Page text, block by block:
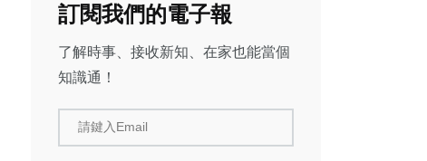
訂閱我們的電子報
了解時事、接收新知、在家也能當個
知識通！
請鍵入Email